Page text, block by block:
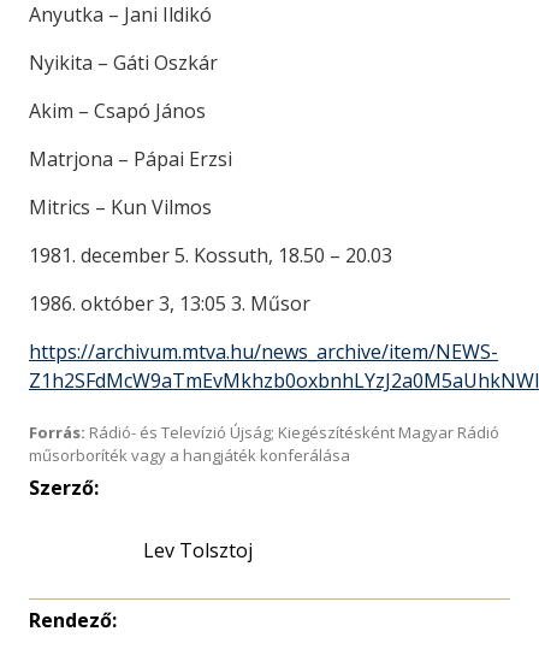
Anyutka – Jani Ildikó
Nyikita – Gáti Oszkár
Akim – Csapó János
Matrjona – Pápai Erzsi
Mitrics – Kun Vilmos
1981. december 5. Kossuth, 18.50 – 20.03
1986. október 3, 13:05 3. Műsor
https://archivum.mtva.hu/news_archive/item/NEWS-
Forrás: Rádió- és Televízió Újság; Kiegészítésként Magyar Rádió
műsorboríték vagy a hangjáték konferálása
Szerző:
Lev Tolsztoj
Rendező: